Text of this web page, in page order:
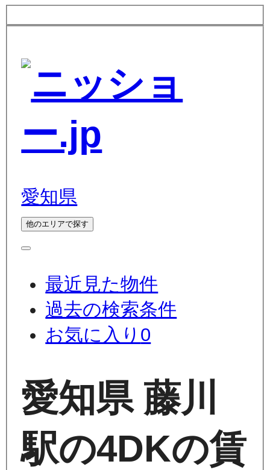
愛知県
他のエリアで探す
最近見た物件
過去の検索条件
お気に入り 0
愛知県 藤川
駅の4DKの賃